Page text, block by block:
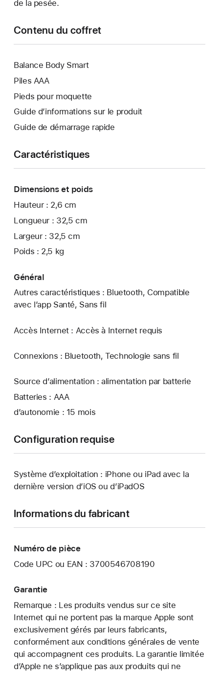
de la pesée.
Contenu du coffret
Balance Body Smart
Piles AAA
Pieds pour moquette
Guide d’informations sur le produit
Guide de démarrage rapide
Caractéristiques
Dimensions et poids
Hauteur : 2,6 cm
Longueur : 32,5 cm
Largeur : 32,5 cm
Poids : 2,5 kg
Général
Autres caractéristiques : Bluetooth, Compatible
avec l’app Santé, Sans fil
Accès Internet : Accès à Internet requis
Connexions : Bluetooth, Technologie sans fil
Source d’alimentation : alimentation par batterie
Batteries : AAA
d’autonomie : 15 mois
Configuration requise
Système d’exploitation : iPhone ou iPad avec la
dernière version d’iOS ou d’iPadOS
Informations du fabricant
Numéro de pièce
Code UPC ou EAN : 3700546708190
Garantie
Remarque : Les produits vendus sur ce site
Internet qui ne portent pas la marque Apple sont
exclusivement gérés par leurs fabricants,
conformément aux conditions générales de vente
qui accompagnent ces produits. La garantie limitée
d’Apple ne s’applique pas aux produits qui ne